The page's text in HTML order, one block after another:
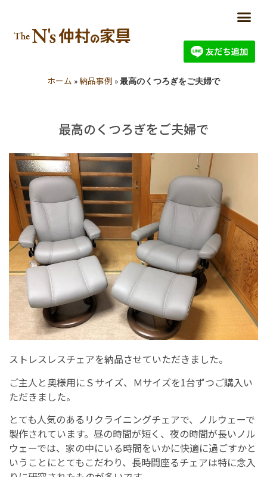
ホーム »納品事例 »最高のくつろぎをご夫婦で
最高のくつろぎをご夫婦で
ストレスレスチェアを納品させていただきました。
ご主人と奥様用にＳサイズ、Ｍサイズを1台ずつご購入い
ただきました。
とても人気のあるリクライニングチェアで、ノルウェーで
製作されています。昼の時間が短く、夜の時間が長いノル
ウェーでは、家の中にいる時間をいかに快適に過ごすかと
いうことにとてもこだわり、長時間座るチェアは特に念入